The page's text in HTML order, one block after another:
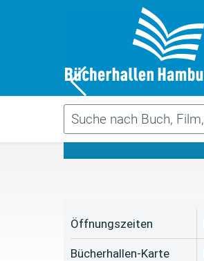
Öffnungszeiten
Bücherhallen-Karte